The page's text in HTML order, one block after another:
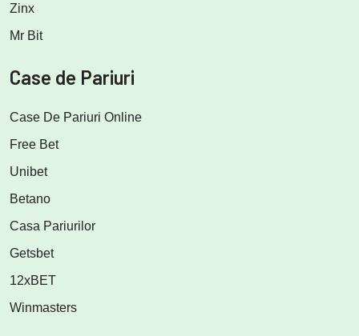
Zinx
Mr Bit
Case de Pariuri
Case De Pariuri Online
Free Bet
Unibet
Betano
Casa Pariurilor
Getsbet
12xBET
Winmasters